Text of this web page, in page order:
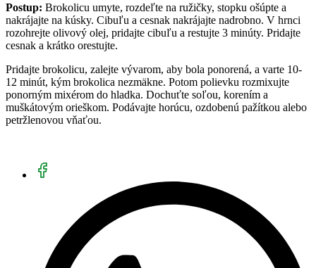
Postup: Brokolicu umyte, rozdeľte na ružičky, stopku ošúpte a
nakrájajte na kúsky. Cibuľu a cesnak nakrájajte nadrobno. V hrnci
rozohrejte olivový olej, pridajte cibuľu a restujte 3 minúty. Pridajte
cesnak a krátko orestujte.
Pridajte brokolicu, zalejte vývarom, aby bola ponorená, a varte 10-
12 minút, kým brokolica nezmäkne. Potom polievku rozmixujte
ponorným mixérom do hladka. Dochuťte soľou, korením a
muškátovým orieškom. Podávajte horúcu, ozdobenú pažítkou alebo
petržlenovou vňaťou.